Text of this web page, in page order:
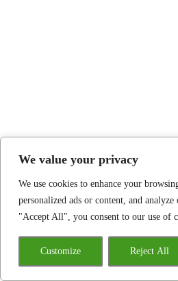
We value your privacy
We use cookies to enhance your
personalized ads or content, and
"Accept All", you consent to our use of
Customize Reject All